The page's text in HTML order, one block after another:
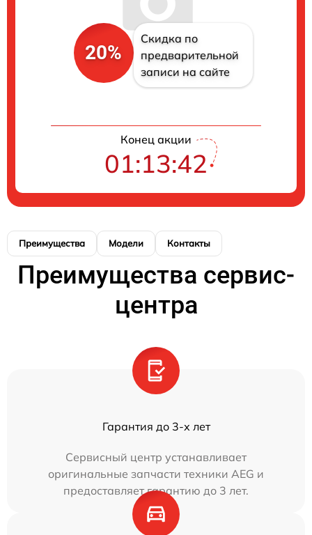
20%
Скидка по
предварительной
записи на сайте
Конец акции
01:13:42
Преимущества Модели Контакты
Преимущества сервис-
центра
Гарантия до 3-х лет
Сервисный центр устанавливает
оригинальные запчасти техники AEG и
предоставляет гарантию до 3 лет.